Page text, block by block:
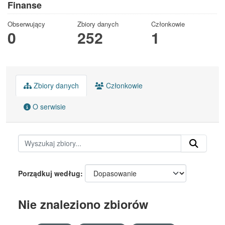
Finanse
Obserwujący
0
Zbiory danych
252
Członkowie
1
Zbiory danych Członkowie
O serwisie
Porządkuj według
Nie znaleziono zbiorów